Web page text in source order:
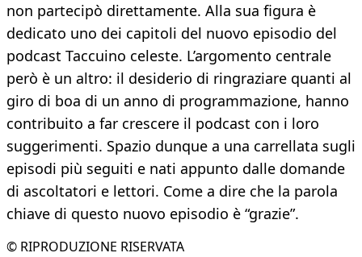
non partecipò direttamente. Alla sua figura è
dedicato uno dei capitoli del nuovo episodio del
podcast Taccuino celeste. L’argomento centrale
però è un altro: il desiderio di ringraziare quanti al
giro di boa di un anno di programmazione, hanno
contribuito a far crescere il podcast con i loro
suggerimenti. Spazio dunque a una carrellata sugli
episodi più seguiti e nati appunto dalle domande
di ascoltatori e lettori. Come a dire che la parola
chiave di questo nuovo episodio è “grazie”.
© RIPRODUZIONE RISERVATA